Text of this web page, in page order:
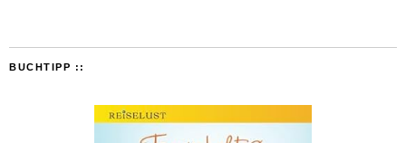
BUCHTIPP ::